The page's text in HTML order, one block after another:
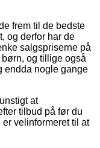
frem til de bedste
og derfor har de
salgspriserne på
og tillige også
endda nogle gange
at
tilbud på før du
velinformeret til at